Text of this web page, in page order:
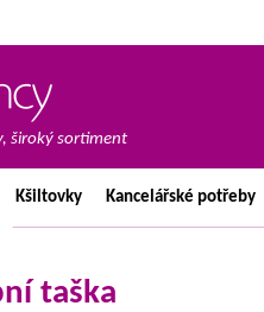
široký sortiment
Kšiltovky Kancelářské potřeby
taška